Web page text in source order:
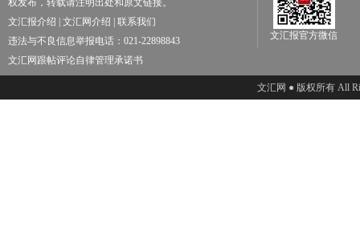
权发布，转载请注明出处和原文链接。
文汇报介绍
文汇网介绍
联系我们
违法与不良信息举报电话：021-22898843
文汇网跟帖评论自律管理承诺书
文汇报官方微信
文汇网 ● 版权所有 All